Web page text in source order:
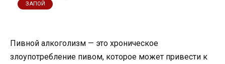
ЗАПОЙ
Пивной алкоголизм — это хроническое
злоупотребление пивом, которое может привести к